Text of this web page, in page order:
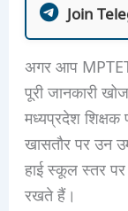
Join
अगर आप
पूरी जानकारी
मध्यप्रदेश शिक्षक
खासतौर पर उन
हाई स्कूल स्तर
रखते हैं।